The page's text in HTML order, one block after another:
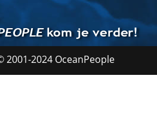
kom je verder!
2001-2024 OceanPeople